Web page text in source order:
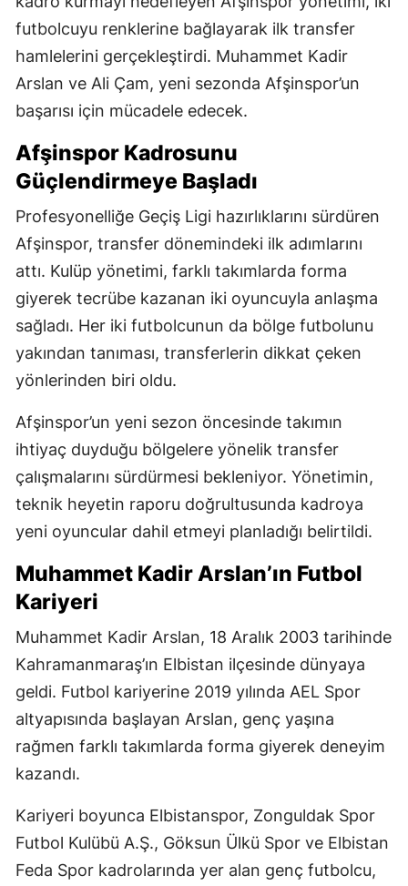
futbolcuyu renklerine bağlayarak ilk transfer
hamlelerini gerçekleştirdi. Muhammet Kadir
Arslan ve Ali Çam, yeni sezonda Afşinspor’un
başarısı için mücadele edecek.
Afşinspor Kadrosunu
Güçlendirmeye Başladı
Profesyonelliğe Geçiş Ligi hazırlıklarını sürdüren
Afşinspor, transfer dönemindeki ilk adımlarını
attı. Kulüp yönetimi, farklı takımlarda forma
giyerek tecrübe kazanan iki oyuncuyla anlaşma
sağladı. Her iki futbolcunun da bölge futbolunu
yakından tanıması, transferlerin dikkat çeken
yönlerinden biri oldu.
Afşinspor’un yeni sezon öncesinde takımın
ihtiyaç duyduğu bölgelere yönelik transfer
çalışmalarını sürdürmesi bekleniyor. Yönetimin,
teknik heyetin raporu doğrultusunda kadroya
yeni oyuncular dahil etmeyi planladığı belirtildi.
Muhammet Kadir Arslan’ın Futbol
Kariyeri
Muhammet Kadir Arslan, 18 Aralık 2003 tarihinde
Kahramanmaraş’ın Elbistan ilçesinde dünyaya
geldi. Futbol kariyerine 2019 yılında AEL Spor
altyapısında başlayan Arslan, genç yaşına
rağmen farklı takımlarda forma giyerek deneyim
kazandı.
Kariyeri boyunca Elbistanspor, Zonguldak Spor
Futbol Kulübü A.Ş., Göksun Ülkü Spor ve Elbistan
Feda Spor kadrolarında yer alan genç futbolcu,